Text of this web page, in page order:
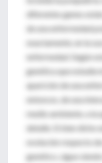
diferentes genes
de una enfermedad
exactamente, en la
enfermedad. Según
genética que estudia
aparición de una
entonces, de una
medio ambiente, a la
detalle. Si bien dicho
evolución respecto
genético, sigue